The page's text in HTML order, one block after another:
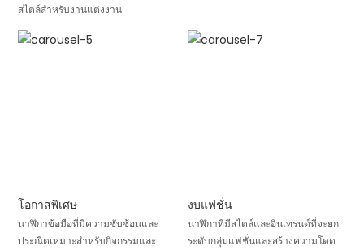
สไตล์สำหรับงานแต่งงาน
โอกาสพิเศษ
นาฬิกาข้อมือที่มีความซับซ้อนและ
ประณีตเหมาะสำหรับกิจกรรมและ
งบแฟชั่น
นาฬิกาที่มีสไตล์และอินเทรนด์ที่จะยก
ระดับกลุ่มแฟชั่นและสร้างความโดด